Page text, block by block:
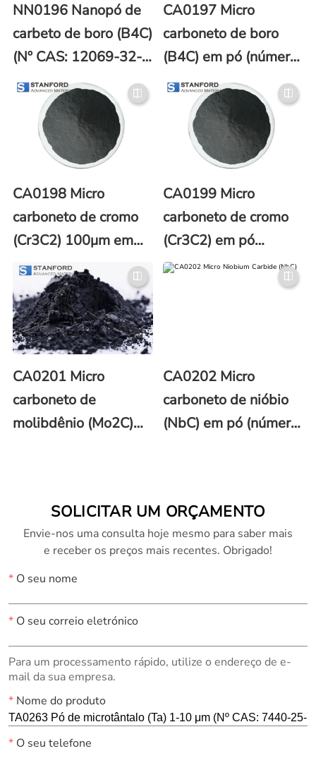
NN0196 Nanopó de
carbeto de boro (B4C)
(Nº CAS: 12069-32-
8)
CA0197 Micro
carboneto de boro
(B4C) em pó (número
CAS 12069-32-8)
CA0198 Micro
carboneto de cromo
(Cr3C2) 100μm em
pó (CAS No. 12012-
35-0)
CA0199 Micro
carboneto de cromo
(Cr3C2) em pó
1000μm (número
CAS 12012-35-0)
CA0201 Micro
carboneto de
molibdênio (Mo2C)
CA0202 Micro
carboneto de nióbio
(NbC) em pó (número
SOLICITAR UM ORÇAMENTO
Envie-nos uma consulta hoje mesmo para saber mais
e receber os preços mais recentes. Obrigado!
*O seu nome
*O seu correio eletrónico
Para um processamento rápido, utilize o endereço de e-
mail da sua empresa.
*Nome do produto
*O seu telefone